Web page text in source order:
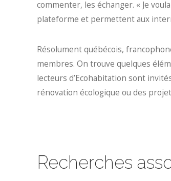
commenter, les échanger. « Je
plateforme et permettent aux
Résolument québécois,
membres. On trouve quelques
lecteurs d’Ecohabitation sont
rénovation écologique ou des
Recherches